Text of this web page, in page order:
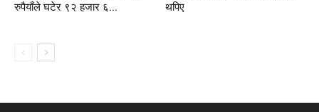
रुपैयाँले घटेर ९२ हजार ६...
थपिए